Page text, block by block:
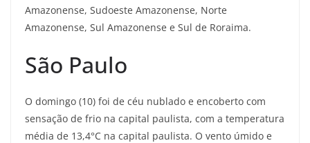
Amazonense, Sudoeste Amazonense, Norte
Amazonense, Sul Amazonense e Sul de Roraima.
São Paulo
O domingo (10) foi de céu nublado e encoberto com
sensação de frio na capital paulista, com a temperatura
média de 13,4°C na capital paulista. O vento úmido e